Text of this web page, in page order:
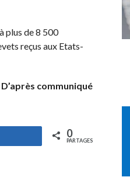
plus de 8 500
reçus aux Etats-
D’après communiqué
0
PARTAGES